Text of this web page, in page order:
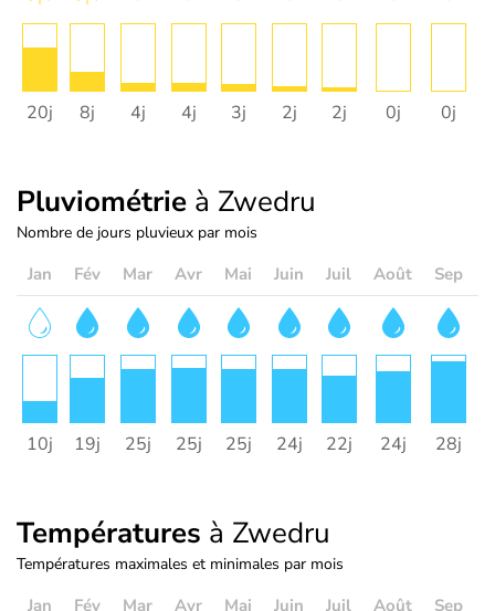
20j 8j 4j 4j 3j 2j 2j 0j 0j
Pluviométrie à Zwedru
Nombre de jours pluvieux par mois
Jan Fév Mar Avr Mai Juin Juil Août Sep
10j 19j 25j 25j 25j 24j 22j 24j 28j
Températures à Zwedru
Températures maximales et minimales par mois
Jan Fév Mar Avr Mai Juin Juil Août Sep